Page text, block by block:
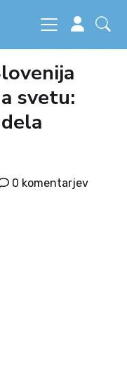
svetu:
0 komentarjev